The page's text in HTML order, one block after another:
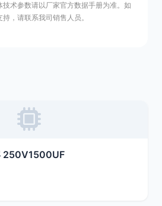
术参数请以厂家官方数据手册为准。如
，请联系我司销售人员。
250V1500UF